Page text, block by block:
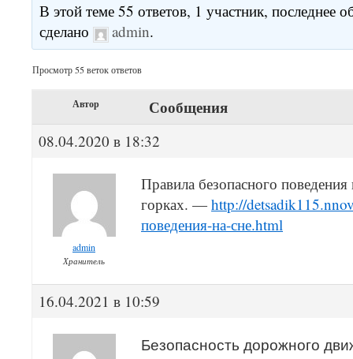
В этой теме 55 ответов, 1 участник, последнее
сделано
admin.
Просмотр 55 веток ответов
Автор Сообщения
08.04.2020 в 18:32
admin
Хранитель
Правила безопасного
горках. — http://
поведения-на-сне.html
16.04.2021 в 10:59
Безопасность дорожного